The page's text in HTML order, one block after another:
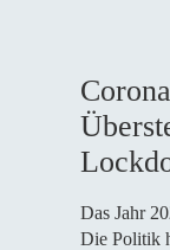
Das Jahr
Die Politik